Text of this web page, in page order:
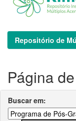
Repositório de
Página
Buscar em: